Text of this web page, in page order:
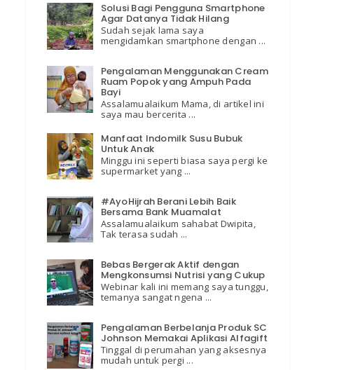
Solusi Bagi Pengguna Smartphone
Agar Datanya Tidak Hilang
Sudah sejak lama saya
mengidamkan smartphone dengan ...
Pengalaman Menggunakan Cream
Ruam Popok yang Ampuh Pada
Bayi
Assalamualaikum Mama, di artikel ini
saya mau bercerita ...
Manfaat Indomilk Susu Bubuk
Untuk Anak
Minggu ini seperti biasa saya pergi ke
supermarket yang ...
#AyoHijrah Berani Lebih Baik
Bersama Bank Muamalat
Assalamualaikum sahabat Dwipita,
Tak terasa sudah ...
Bebas Bergerak Aktif dengan
Mengkonsumsi Nutrisi yang Cukup
Webinar kali ini memang saya tunggu,
temanya sangat ngena ...
Pengalaman Berbelanja Produk SC
Johnson Memakai Aplikasi Alfagift
Tinggal di perumahan yang aksesnya
mudah untuk pergi ...